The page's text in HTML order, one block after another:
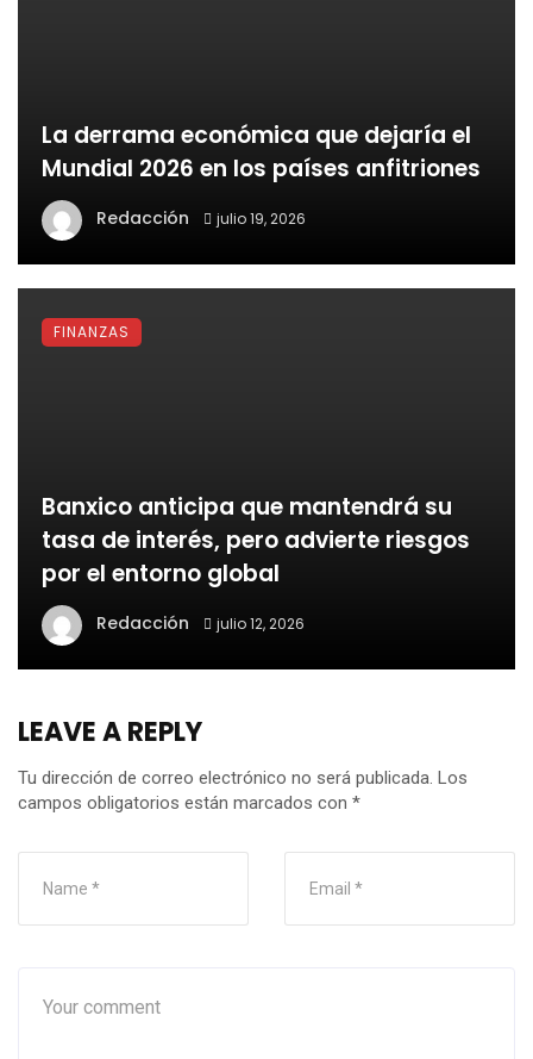
La derrama económica que dejaría el
Mundial 2026 en los países anfitriones
Redacción julio 19, 2026
Banxico anticipa que mantendrá su
tasa de interés, pero advierte riesgos
por el entorno global
Redacción julio 12, 2026
FINANZAS
LEAVE A REPLY
Tu dirección de correo electrónico no será publicada. Los
campos obligatorios están marcados con *